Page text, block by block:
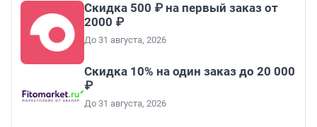
Скидка 500 ₽ на первый заказ от
2000 ₽
До 31 августа, 2026
Скидка 10% на один заказ до 20 000
₽
До 31 августа, 2026